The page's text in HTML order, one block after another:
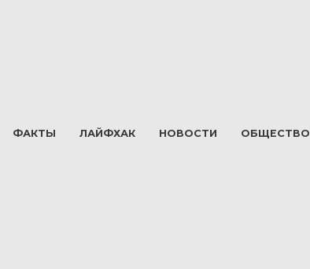
ФАКТЫ ЛАЙФХАК НОВОСТИ ОБЩЕСТВО